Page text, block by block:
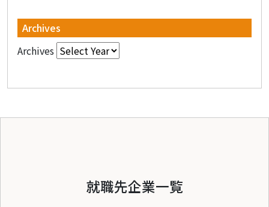
Archives
Archives
就職先企業一覧